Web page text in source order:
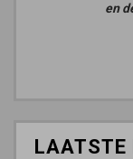
en
LAATSTE